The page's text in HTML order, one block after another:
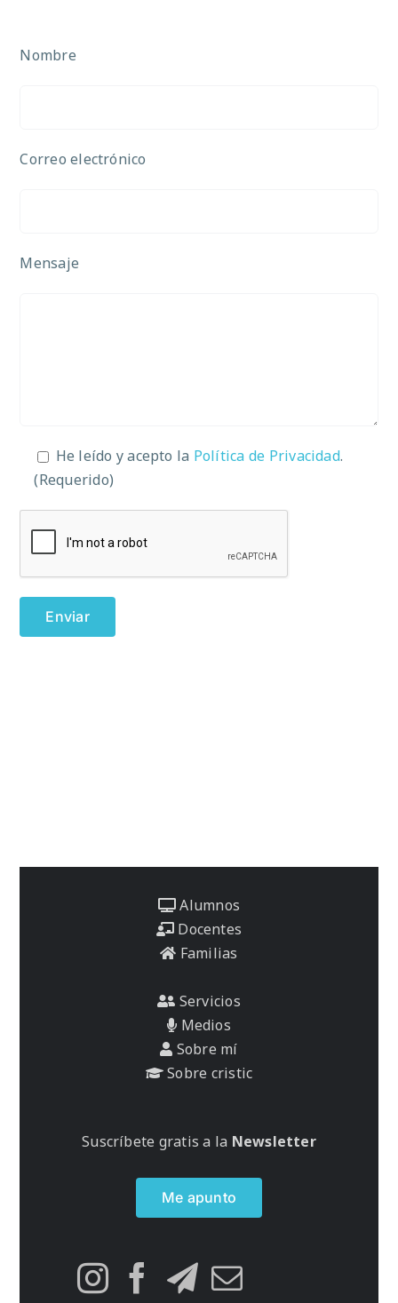
Nombre
Correo electrónico
Mensaje
He leído y acepto la Política de Privacidad.
(Requerido)
Alumnos
Docentes
Familias
Servicios
Medios
Sobre mí
Sobre cristic
Suscríbete gratis a la Newsletter
Me apunto